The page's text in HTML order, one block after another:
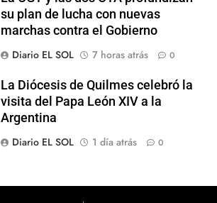
su plan de lucha con nuevas
marchas contra el Gobierno
Diario EL SOL
7 horas atrás 0
La Diócesis de Quilmes celebró la
visita del Papa León XIV a la
Argentina
Diario EL SOL
1 día atrás 0